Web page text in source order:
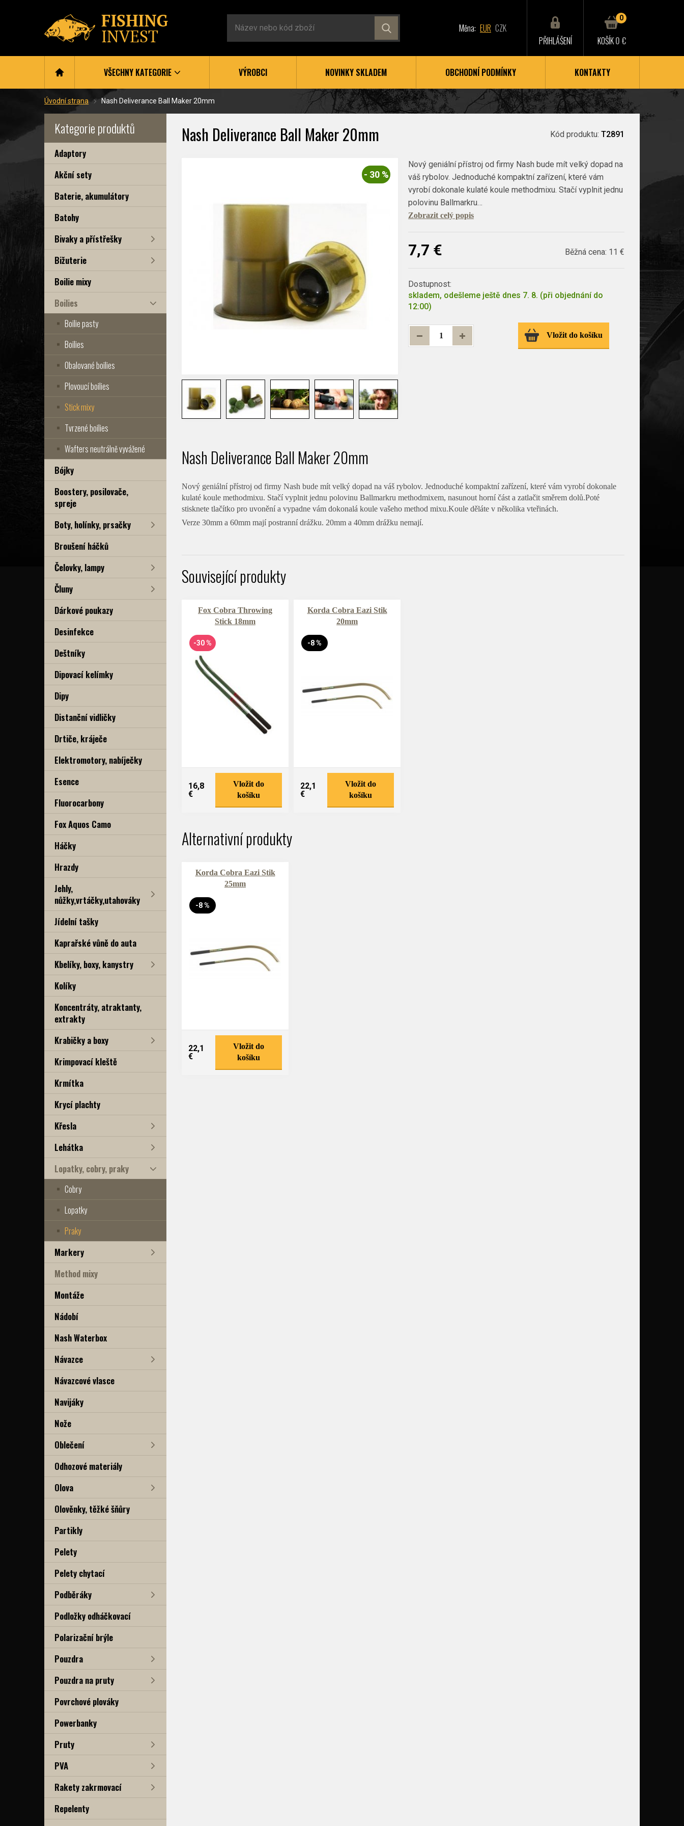
Měna: EUR CZK
PŘIHLÁŠENÍ
0
KOŠÍK0 €
VŠECHNY KATEGORIE VÝROBCI NOVINKY SKLADEM OBCHODNÍ PODMÍNKY KONTAKTY
Úvodní strana Nash Deliverance Ball Maker 20mm
Kategorie produktů
Adaptory
Akční sety
Baterie, akumulátory
Batohy
Bivaky a přístřešky
Bižuterie
Boilie mixy
Boilies
Boilie pasty
Boilies
Obalované boilies
Plovoucí boilies
Stick mixy
Tvrzené boilies
Wafters neutrálně vyvážené
Bójky
Boostery, posilovače,
spreje
Boty, holínky, prsačky
Broušení háčků
Čelovky, lampy
Čluny
Dárkové poukazy
Desinfekce
Deštníky
Dipovací kelímky
Dipy
Distanční vidličky
Drtiče, kráječe
Elektromotory, nabíječky
Esence
Fluorocarbony
Fox Aquos Camo
Háčky
Hrazdy
Jehly,
nůžky,vrtáčky,utahováky
Jídelní tašky
Kaprařské vůně do auta
Kbelíky, boxy, kanystry
Kolíky
Koncentráty, atraktanty,
extrakty
Krabičky a boxy
Krimpovací kleště
Krmítka
Krycí plachty
Křesla
Lehátka
Lopatky, cobry, praky
Cobry
Lopatky
Praky
Markery
Method mixy
Montáže
Nádobí
Nash Waterbox
Návazce
Návazcové vlasce
Navijáky
Nože
Oblečení
Odhozové materiály
Olova
Olověnky, těžké šňůry
Partikly
Pelety
Pelety chytací
Podběráky
Podložky odháčkovací
Polarizační brýle
Pouzdra
Pouzdra na pruty
Povrchové plováky
Powerbanky
Pruty
PVA
Rakety zakrmovací
Repelenty
Nash Deliverance Ball Maker 20mm Kód produktu: T2891
- 30 %
Nový geniální přístroj od firmy Nash bude mít velký dopad na
váš rybolov. Jednoduché kompaktní zařízení, které vám
vyrobí dokonale kulaté koule methodmixu. Stačí vyplnit jednu
polovinu Ballmarkru…
Zobrazit celý popis
7,7 € Běžná cena: 11 €
Dostupnost:
skladem, odešleme ještě dnes 7. 8. (při objednání do
12:00)
Vložit do košíku
Nash Deliverance Ball Maker 20mm
Nový geniální přístroj od firmy Nash bude mít velký dopad na váš rybolov. Jednoduché kompaktní zařízení, které vám vyrobí dokonale
kulaté koule methodmixu. Stačí vyplnit jednu polovinu Ballmarkru methodmixem, nasunout horní část a zatlačit směrem dolů.Poté
stisknete tlačítko pro uvonění a vypadne vám dokonalá koule vašeho method mixu.Koule děláte v několika vteřinách.
Verze 30mm a 60mm mají postranní drážku. 20mm a 40mm drážku nemají.
Související produkty
Fox Cobra Throwing
Stick 18mm
-30 %
16,8
€
Vložit do
košíku
Korda Cobra Eazi Stik
20mm
-8 %
22,1
€
Vložit do
košíku
Alternativní produkty
Korda Cobra Eazi Stik
25mm
-8 %
22,1
€
Vložit do
košíku